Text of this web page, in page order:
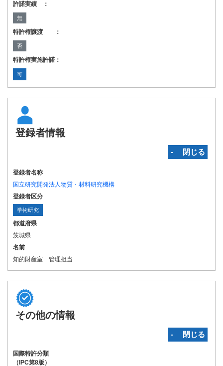
許諾実績 ：
無
特許権譲渡 ：
否
特許権実施許諾：
可
登録者情報
‐ 閉じる
登録者名称
国立研究開発法人物質・材料研究機構
登録者区分
学術研究
都道府県
茨城県
名前
知的財産室 管理担当
その他の情報
‐ 閉じる
国際特許分類
（IPC第8版）